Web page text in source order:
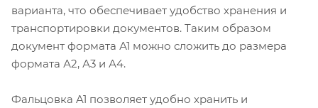
варианта, что обеспечивает удобство хранения и
транспортировки документов. Таким образом
документ формата А1 можно сложить до размера
формата А2, А3 и А4.
Фальцовка A1 позволяет удобно хранить и